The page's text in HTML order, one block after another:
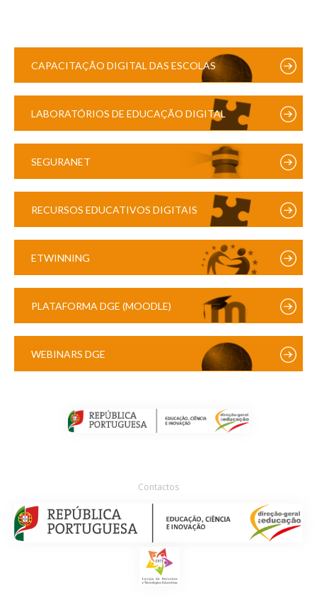
CAPACITAÇÃO DIGITAL DAS ESCOLAS
LABORATÓRIOS DE EDUCAÇÃO DIGITAL
SEGURANET
RECURSOS EDUCATIVOS DIGITAIS
ETWINNING
PLATAFORMA DGE (MOODLE)
WEBINARS DGE
Contactos